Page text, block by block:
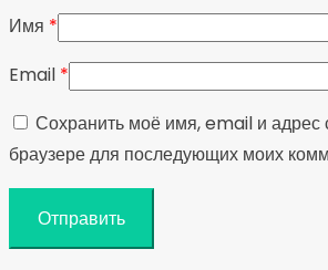
Имя *
Email *
Сохранить моё имя, email и адрес
браузере для последующих моих